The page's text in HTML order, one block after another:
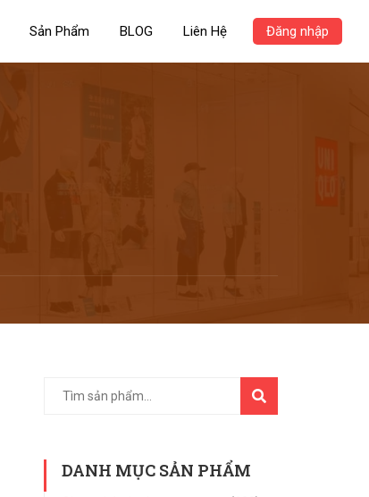
Sản Phẩm BLOG Liên Hệ Đăng nhập
TÌM
KIẾM
DANH MỤC SẢN PHẨM